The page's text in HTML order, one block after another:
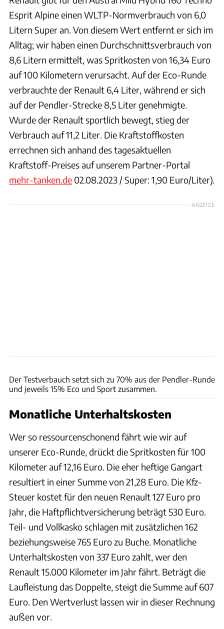
Esprit Alpineeinen WLTP-Normverbrauch von 6,0
Litern Super an. Von diesem Wert entfernt er sich im
Alltag; wir haben einen Durchschnittsverbrauch von
8,6 Litern ermittelt, was Spritkosten von 16,34 Euro
auf 100 Kilometern verursacht. Auf der Eco-Runde
verbrauchte der Renault 6,4 Liter, während er sich
auf der Pendler-Strecke 8,5 Liter genehmigte.
Wurde der Renault sportlich bewegt, stieg der
Verbrauch auf 11,2 Liter. Die Kraftstoffkosten
errechnen sich anhand des tagesaktuellen
Kraftstoff-Preises auf unserem Partner-Portal
mehr-tanken.de 02.08.2023 / Super: 1,90 Euro/Liter).
ANZEIGE
Der Testverbauch setzt sich zu 70% aus der Pendler-Runde
und jeweils 15% Eco und Sport zusammen.
Monatliche Unterhaltskosten
Wer so ressourcenschonend fährt wie wir auf
unserer Eco-Runde, drückt die Spritkosten für 100
Kilometer auf 12,16 Euro. Die eher heftige Gangart
resultiert in einer Summe von 21,28 Euro. Die Kfz-
Steuer kostet für den neuen Renault 127 Euro pro
Jahr, die Haftpflichtversicherung beträgt 530 Euro.
Teil- und Vollkasko schlagen mit zusätzlichen 162
beziehungsweise 765 Euro zu Buche. Monatliche
Unterhaltskosten von 337 Euro zahlt, wer den
Renault 15.000 Kilometer im Jahr fährt. Beträgt die
Laufleistung das Doppelte, steigt die Summe auf 607
Euro. Den Wertverlust lassen wir in dieser Rechnung
außen vor.